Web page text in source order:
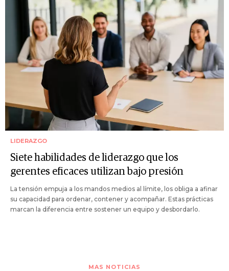
LIDERAZGO
Siete habilidades de liderazgo que los
gerentes eficaces utilizan bajo presión
La tensión empuja a los mandos medios al límite, los obliga a afinar
su capacidad para ordenar, contener y acompañar. Estas prácticas
marcan la diferencia entre sostener un equipo y desbordarlo.
MAS NOTICIAS